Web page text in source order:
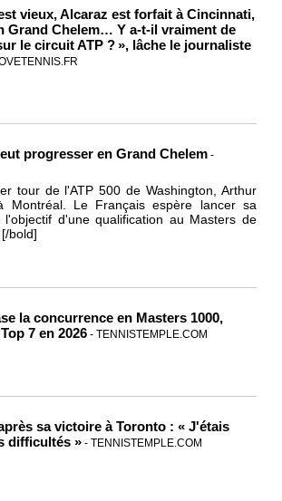
vieux, Alcaraz est forfait à Cincinnati,
Grand Chelem… Y a‑t-il vraiment de
le circuit ATP ? », lâche le journaliste
progresser en Grand Chelem -
tour de l'ATP 500 de Washington, Arthur
Le Français espère lancer sa
d'une qualification au Masters de
bold]
la concurrence en Masters 1000,
7 en 2026 - TENNISTEMPLE.COM
sa victoire à Toronto : « J'étais
difficultés » - TENNISTEMPLE.COM